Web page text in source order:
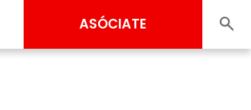
ASÓCIATE